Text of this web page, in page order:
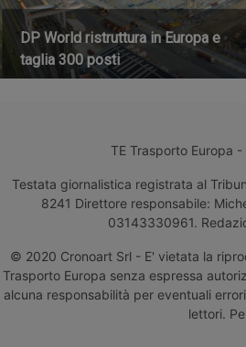
DP World ristruttura in Europa e
taglia 300 posti
TE Trasporto Europa
Testata giornalistica registrata al
8241 Direttore responsabile:
03143330961.
© 2020 Cronoart Srl - E' vietata la
Trasporto Europa senza espressa
alcuna responsabilità per eventuali
lettori.